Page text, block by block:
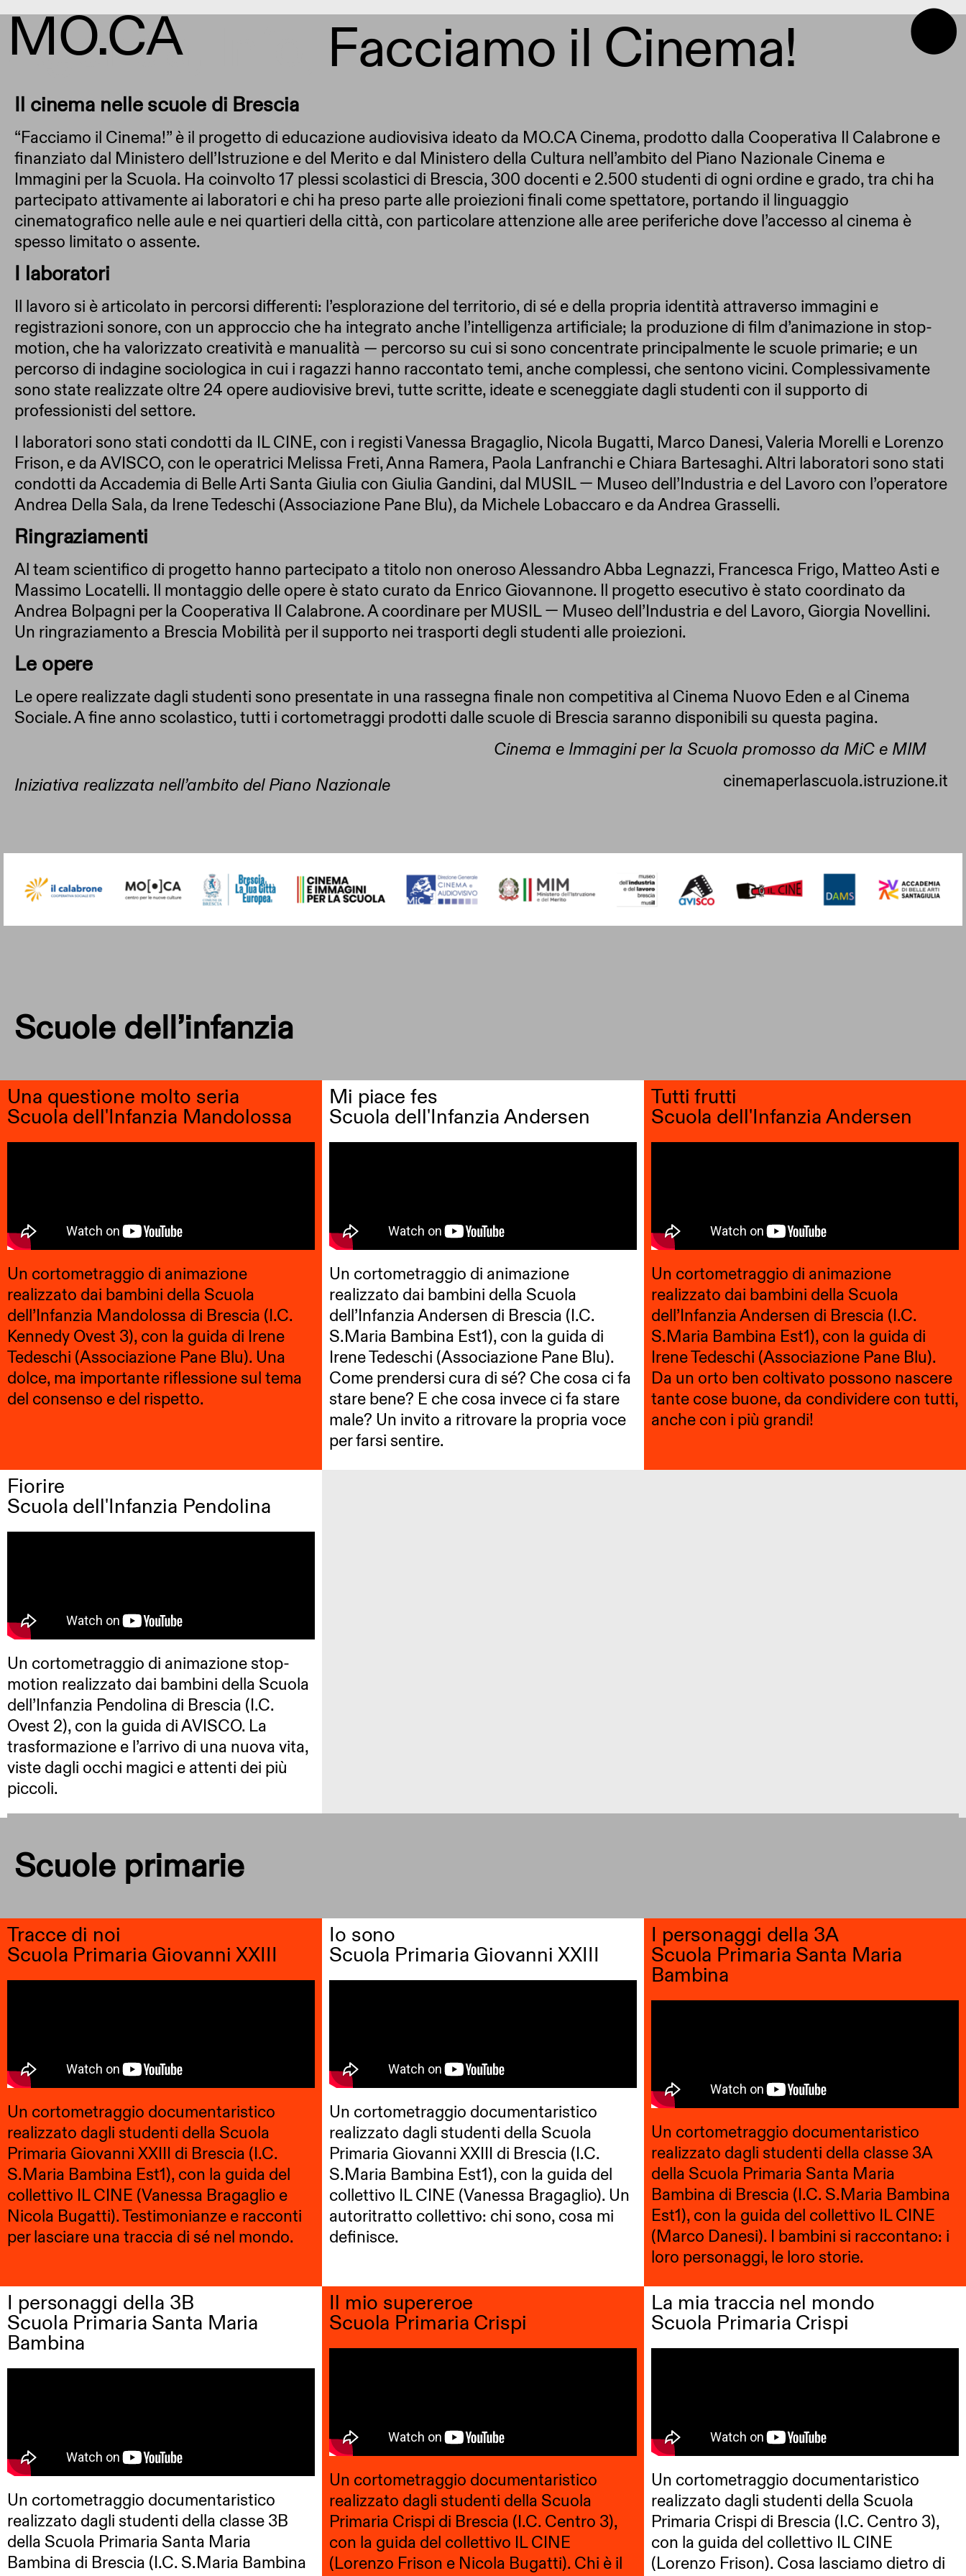
MO.CA ⬤
Agenda, Info, Facciamo il Cinema!
Il cinema nelle scuole di Brescia
“Facciamo il Cinema!” è il progetto di educazione audiovisiva ideato da MO.CA Cinema, prodotto dalla Cooperativa Il Calabrone e
finanziato dal Ministero dell’Istruzione e del Merito e dal Ministero della Cultura nell’ambito del Piano Nazionale Cinema e
Immagini per la Scuola. Ha coinvolto 17 plessi scolastici di Brescia, 300 docenti e 2.500 studenti di ogni ordine e grado, tra chi ha
partecipato attivamente ai laboratori e chi ha preso parte alle proiezioni finali come spettatore, portando il linguaggio
cinematografico nelle aule e nei quartieri della città, con particolare attenzione alle aree periferiche dove l’accesso al cinema è
spesso limitato o assente.
I laboratori
Il lavoro si è articolato in percorsi differenti: l’esplorazione del territorio, di sé e della propria identità attraverso immagini e
registrazioni sonore, con un approccio che ha integrato anche l’intelligenza artificiale; la produzione di film d’animazione in stop-
motion, che ha valorizzato creatività e manualità — percorso su cui si sono concentrate principalmente le scuole primarie; e un
percorso di indagine sociologica in cui i ragazzi hanno raccontato temi, anche complessi, che sentono vicini. Complessivamente
sono state realizzate oltre 24 opere audiovisive brevi, tutte scritte, ideate e sceneggiate dagli studenti con il supporto di
professionisti del settore.
I laboratori sono stati condotti da IL CINE, con i registi Vanessa Bragaglio, Nicola Bugatti, Marco Danesi, Valeria Morelli e Lorenzo
Frison, e da AVISCO, con le operatrici Melissa Freti, Anna Ramera, Paola Lanfranchi e Chiara Bartesaghi. Altri laboratori sono stati
condotti da Accademia di Belle Arti Santa Giulia con Giulia Gandini, dal MUSIL — Museo dell’Industria e del Lavoro con l’operatore
Andrea Della Sala, da Irene Tedeschi (Associazione Pane Blu), da Michele Lobaccaro e da Andrea Grasselli.
Ringraziamenti
Al team scientifico di progetto hanno partecipato a titolo non oneroso Alessandro Abba Legnazzi, Francesca Frigo, Matteo Asti e
Massimo Locatelli. Il montaggio delle opere è stato curato da Enrico Giovannone. Il progetto esecutivo è stato coordinato da
Andrea Bolpagni per la Cooperativa Il Calabrone. A coordinare per MUSIL — Museo dell’Industria e del Lavoro, Giorgia Novellini.
Un ringraziamento a Brescia Mobilità per il supporto nei trasporti degli studenti alle proiezioni.
Le opere
Le opere realizzate dagli studenti sono presentate in una rassegna finale non competitiva al Cinema Nuovo Eden e al Cinema
Sociale. A fine anno scolastico, tutti i cortometraggi prodotti dalle scuole di Brescia saranno disponibili su questa pagina.
Iniziativa realizzata nell’ambito del Piano Nazionale
Cinema e Immagini per la Scuola promosso da MiC e MIM
cinemaperlascuola.istruzione.it
Scuole dell’infanzia
Una questione molto seria
Scuola dell'Infanzia Mandolossa
Un cortometraggio di animazione
realizzato dai bambini della Scuola
dell’Infanzia Mandolossa di Brescia (I.C.
Kennedy Ovest 3), con la guida di Irene
Tedeschi (Associazione Pane Blu). Una
dolce, ma importante riflessione sul tema
del consenso e del rispetto.
Mi piace fes
Scuola dell'Infanzia Andersen
Un cortometraggio di animazione
realizzato dai bambini della Scuola
dell’Infanzia Andersen di Brescia (I.C.
S.Maria Bambina Est1), con la guida di
Irene Tedeschi (Associazione Pane Blu).
Come prendersi cura di sé? Che cosa ci fa
stare bene? E che cosa invece ci fa stare
male? Un invito a ritrovare la propria voce
per farsi sentire.
Tutti frutti
Scuola dell'Infanzia Andersen
Un cortometraggio di animazione
realizzato dai bambini della Scuola
dell’Infanzia Andersen di Brescia (I.C.
S.Maria Bambina Est1), con la guida di
Irene Tedeschi (Associazione Pane Blu).
Da un orto ben coltivato possono nascere
tante cose buone, da condividere con tutti,
anche con i più grandi!
Fiorire
Scuola dell'Infanzia Pendolina
Un cortometraggio di animazione stop-
motion realizzato dai bambini della Scuola
dell’Infanzia Pendolina di Brescia (I.C.
Ovest 2), con la guida di AVISCO. La
trasformazione e l’arrivo di una nuova vita,
viste dagli occhi magici e attenti dei più
piccoli.
Scuole primarie
Tracce di noi
Scuola Primaria Giovanni XXIII
Un cortometraggio documentaristico
realizzato dagli studenti della Scuola
Primaria Giovanni XXIII di Brescia (I.C.
S.Maria Bambina Est1), con la guida del
collettivo IL CINE (Vanessa Bragaglio e
Nicola Bugatti). Testimonianze e racconti
per lasciare una traccia di sé nel mondo.
Io sono
Scuola Primaria Giovanni XXIII
Un cortometraggio documentaristico
realizzato dagli studenti della Scuola
Primaria Giovanni XXIII di Brescia (I.C.
S.Maria Bambina Est1), con la guida del
collettivo IL CINE (Vanessa Bragaglio). Un
autoritratto collettivo: chi sono, cosa mi
definisce.
I personaggi della 3A
Scuola Primaria Santa Maria
Bambina
Un cortometraggio documentaristico
realizzato dagli studenti della classe 3A
della Scuola Primaria Santa Maria
Bambina di Brescia (I.C. S.Maria Bambina
Est1), con la guida del collettivo IL CINE
(Marco Danesi). I bambini si raccontano: i
loro personaggi, le loro storie.
I personaggi della 3B
Scuola Primaria Santa Maria
Bambina
Un cortometraggio documentaristico
realizzato dagli studenti della classe 3B
della Scuola Primaria Santa Maria
Bambina di Brescia (I.C. S.Maria Bambina
Il mio supereroe
Scuola Primaria Crispi
Un cortometraggio documentaristico
realizzato dagli studenti della Scuola
Primaria Crispi di Brescia (I.C. Centro 3),
con la guida del collettivo IL CINE
(Lorenzo Frison e Nicola Bugatti). Chi è il
La mia traccia nel mondo
Scuola Primaria Crispi
Un cortometraggio documentaristico
realizzato dagli studenti della Scuola
Primaria Crispi di Brescia (I.C. Centro 3),
con la guida del collettivo IL CINE
(Lorenzo Frison). Cosa lasciamo dietro di